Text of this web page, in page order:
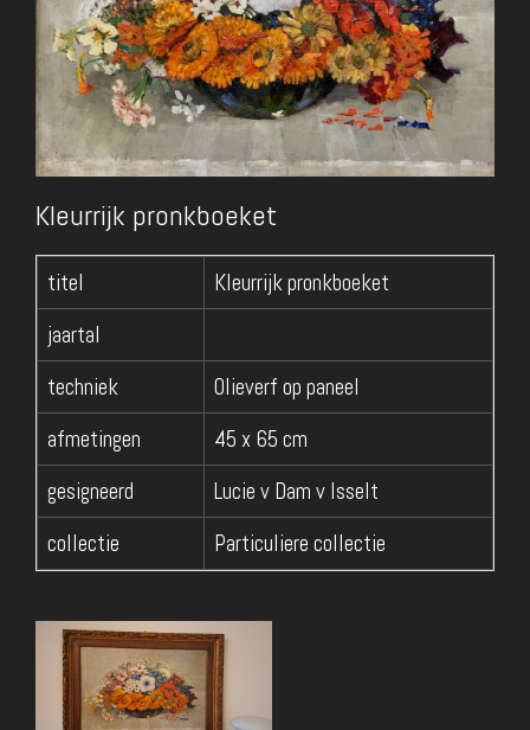
Kleurrijk pronkboeket
titel
Kleurrijk pronkboeket
jaartal
techniek
Olieverf op paneel
afmetingen
45 x 65 cm
gesigneerd
Lucie v Dam v Isselt
collectie
Particuliere collectie